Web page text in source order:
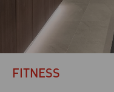
FITNESS